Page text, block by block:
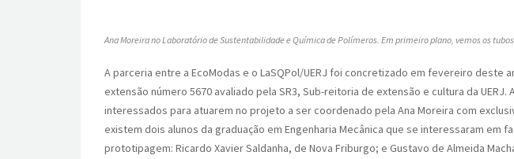
Ana Moreira no Laboratório de Sustentabilidade e Química de Polímeros. Em primeiro plano, vemos os
A parceria entre a EcoModas e o LaSQPol/UERJ foi concretizado em fevereiro deste
extensão número 5670 avaliado pela SR3, Sub-reitoria de extensão e cultura da
interessados para atuarem no projeto a ser coordenado pela Ana Moreira com
existem dois alunos da graduação em Engenharia Mecânica que se interessaram em
prototipagem: Ricardo Xavier Saldanha, de Nova Friburgo; e Gustavo de Almeida